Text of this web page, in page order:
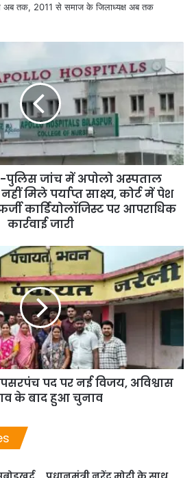
अब तक, 2011 से समाज के जिलाध्यक्ष अब तक
पुलिस जांच में अपोलो अस्पताल
मिले पर्याप्त साक्ष्य, कोर्ट में पेश
कार्डियोलॉजिस्ट पर आपराधिक
कार्रवाई जारी
पद पर नई विजय, अविश्वास
के बाद हुआ चुनाव